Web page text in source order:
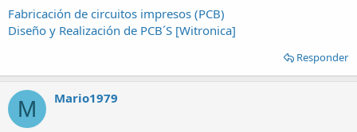
Fabricación de circuitos impresos (PCB)
Diseño y Realización de PCB´S [Witronica]
Responder
M Mario1979